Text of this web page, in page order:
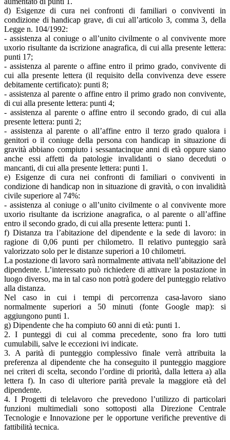
d) Esigenze di cura nei confronti di familiari o conviventi in
condizione di handicap grave, di cui all’articolo 3, comma 3, della
Legge n. 104/1992:
- assistenza al coniuge o all’unito civilmente o al convivente more
uxorio risultante da iscrizione anagrafica, di cui alla presente lettera:
punti 17;
- assistenza al parente o affine entro il primo grado, convivente di
cui alla presente lettera (il requisito della convivenza deve essere
debitamente certificato): punti 8;
- assistenza al parente o affine entro il primo grado non convivente,
di cui alla presente lettera: punti 4;
- assistenza al parente o affine entro il secondo grado, di cui alla
presente lettera: punti 2;
- assistenza al parente o all’affine entro il terzo grado qualora i
genitori o il coniuge della persona con handicap in situazione di
gravità abbiano compiuto i sessantacinque anni di età oppure siano
anche essi affetti da patologie invalidanti o siano deceduti o
mancanti, di cui alla presente lettera: punti 1.
e) Esigenze di cura nei confronti di familiari o conviventi in
condizione di handicap non in situazione di gravità, o con invalidità
civile superiore al 74%:
- assistenza al coniuge o all’unito civilmente o al convivente more
uxorio risultante da iscrizione anagrafica, o al parente o all’affine
entro il secondo grado, di cui alla presente lettera: punti 1.
f) Distanza tra l’abitazione del dipendente e la sede di lavoro: in
ragione di 0,06 punti per chilometro. Il relativo punteggio sarà
valorizzato solo per le distanze superiori a 10 chilometri.
La postazione di lavoro sarà normalmente attivata nell’abitazione del
dipendente. L’interessato può richiedere di attivare la postazione in
luogo diverso, ma in tal caso non potrà godere del punteggio relativo
alla distanza.
Nel caso in cui i tempi di percorrenza casa-lavoro siano
normalmente superiori a 50 minuti (fonte Google map): si
aggiungono punti 1.
g) Dipendente che ha compiuto 60 anni di età: punti 1.
2. I punteggi di cui al comma precedente, sono fra loro tutti
cumulabili, salve le eccezioni ivi indicate.
3. A parità di punteggio complessivo finale verrà attribuita la
preferenza al dipendente che ha conseguito il punteggio maggiore
nei criteri di scelta, secondo l’ordine di priorità, dalla lettera a) alla
lettera f). In caso di ulteriore parità prevale la maggiore età del
dipendente.
4. I Progetti di telelavoro che prevedono l’utilizzo di particolari
funzioni multimediali sono sottoposti alla Direzione Centrale
Tecnologie e Innovazione per le opportune verifiche preventive di
fattibilità tecnica.